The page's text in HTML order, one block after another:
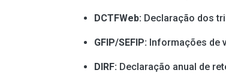
DCTFWeb: Declaração dos
GFIP/SEFIP: Informações de
DIRF: Declaração anual de